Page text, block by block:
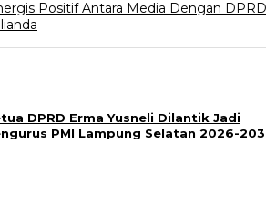
Positif Antara Media Dengan
DPRD Erma Yusneli Dilantik Jadi
PMI Lampung Selatan 2026-